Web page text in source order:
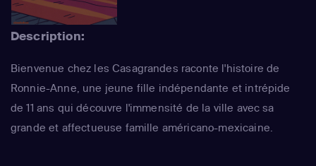
Description:
Bienvenue chez les Casagrandes raconte l'histoire de
Ronnie-Anne, une jeune fille indépendante et intrépide
de 11 ans qui découvre l'immensité de la ville avec sa
grande et affectueuse famille américano-mexicaine.